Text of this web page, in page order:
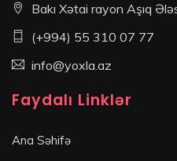
Bakı Xətai rayon Aşıq
(+994) 55 310 07 77
info@yoxla.az
Faydalı Linklər
Ana Səhifə